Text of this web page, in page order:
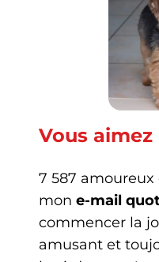
Vous aimez
7 587
mon e-mail
commencer la
amusant et